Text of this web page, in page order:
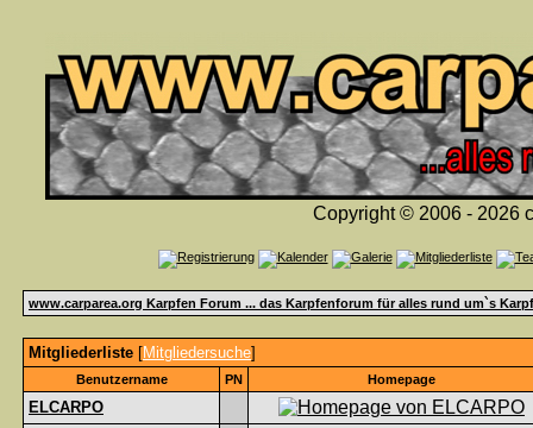
Copyright © 2006 - 2026
www.carparea.org Karpfen Forum ... das Karpfenforum für alles rund um`s
Mitgliederliste [Mitgliedersuche]
Benutzername PN Homepage
ELCARPO